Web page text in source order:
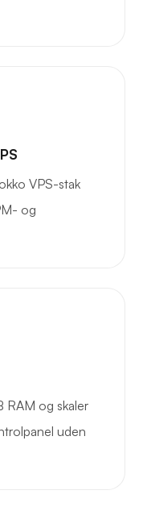
VPS-stak
og
RAM og skaler
uden